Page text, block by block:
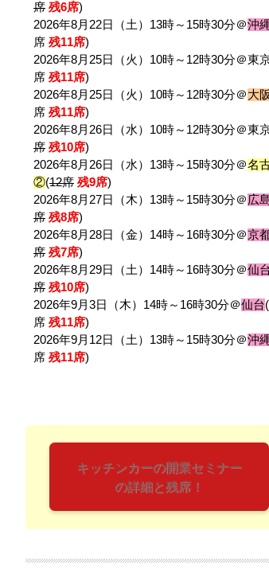
席 残6席)
2026年8月22日（土）13時～15時30分＠沖
席 残11席)
2026年8月25日（火）10時～12時30分＠東
席 残11席)
2026年8月25日（火）10時～12時30分＠大阪
席 残11席)
2026年8月26日（水）10時～12時30分＠東
席 残10席)
2026年8月26日（水）13時～15時30分＠名
②(12席 残9席)
2026年8月27日（木）13時～15時30分＠広
席 残8席)
2026年8月28日（金）14時～16時30分＠京
席 残7席)
2026年8月29日（土）14時～16時30分＠仙
席 残10席)
2026年9月3日（木）14時～16時30分＠仙台
席 残11席)
2026年9月12日（土）13時～15時30分＠沖
席 残11席)
キッチンカーの開業セミナー
の詳細と残席！